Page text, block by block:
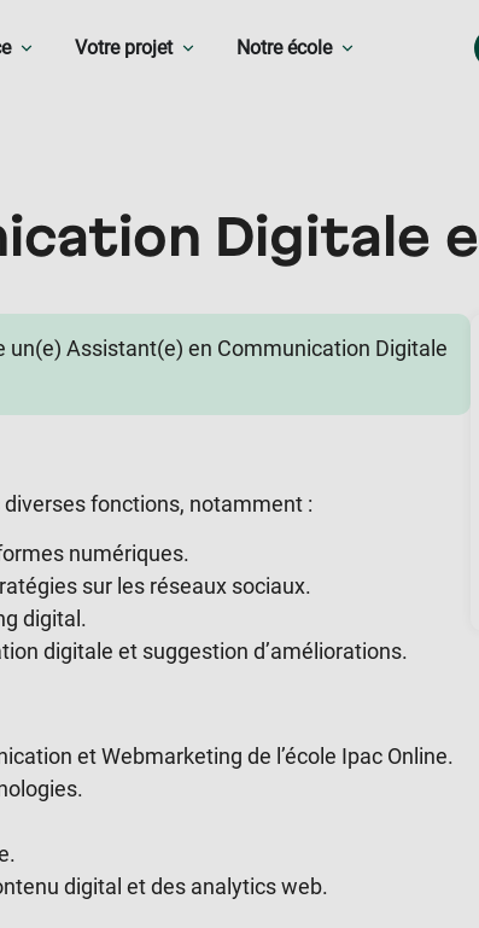
Votre projet Notre école
Digitale
un(e) Assistant(e) en Communication Digitale
fonctions, notamment :
numériques.
sur les réseaux sociaux.
digital.
digitale et suggestion d’améliorations.
et Webmarketing de l’école Ipac Online.
digital et des analytics web.